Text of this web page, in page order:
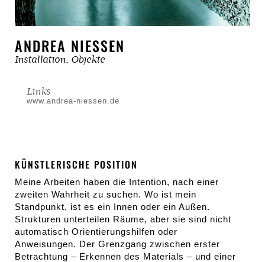
ANDREA NIESSEN
Installation, Objekte
Links
www.andrea-niessen.de
KÜNSTLERISCHE POSITION
Meine Arbeiten haben die Intention, nach einer
zweiten Wahrheit zu suchen. Wo ist mein
Standpunkt, ist es ein Innen oder ein Außen.
Strukturen unterteilen Räume, aber sie sind nicht
automatisch Orientierungshilfen oder
Anweisungen. Der Grenzgang zwischen erster
Betrachtung – Erkennen des Materials – und einer